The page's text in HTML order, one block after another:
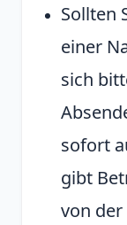
Sollten
einer
sich
sofort
gibt
von der